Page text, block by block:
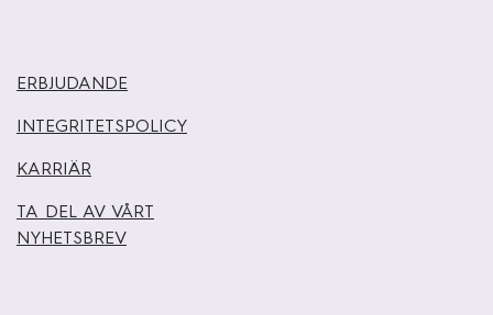
ERBJUDANDE
INTEGRITETSPOLICY
KARRIÄR
TA DEL AV VÅRT
NYHETSBREV